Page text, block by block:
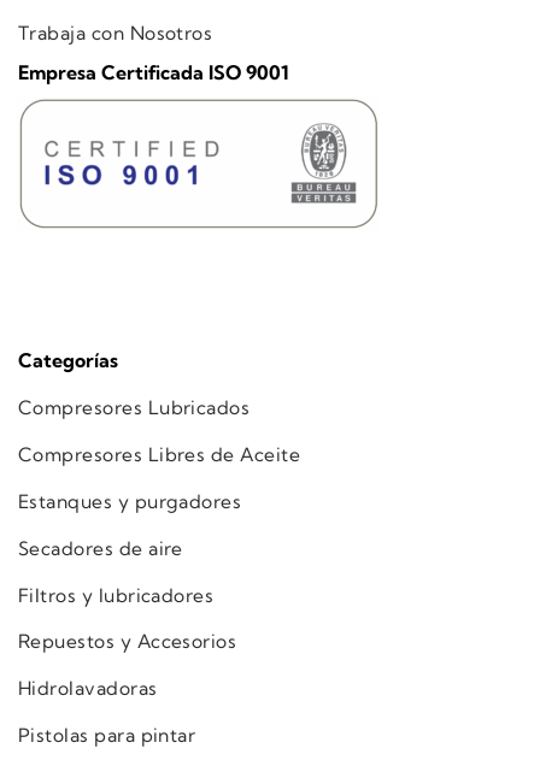
Categorías
Compresores Lubricados
Compresores Libres de Aceite
Estanques y purgadores
Secadores de aire
Filtros y lubricadores
Repuestos y Accesorios
Hidrolavadoras
Pistolas para pintar
Trabaja con Nosotros
Empresa Certificada ISO 9001